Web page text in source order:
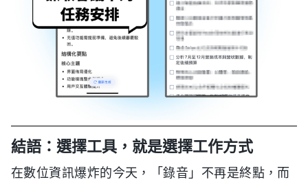
結語：選擇工具，就是選擇工作方式
在數位資訊爆炸的今天，「錄音」不再是終點，而